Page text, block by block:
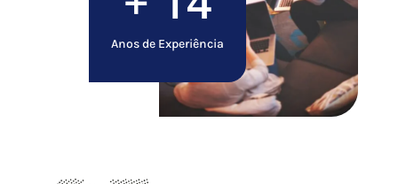
Anos de Experiência